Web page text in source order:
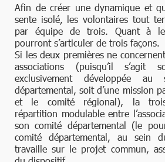
Afin de créer une dynamique et
sente isolé, les volontaires tout
par équipe de trois. Quant à
pourront s’articuler de trois façons.
Si les deux premières ne
associations (puisqu’il s’agit
exclusivement développée
départemental, soit d’une mission
et le comité régional), la
répartition modulable entre
son comité départemental (le
comité départemental, au sein
travaille sur le projet commun,